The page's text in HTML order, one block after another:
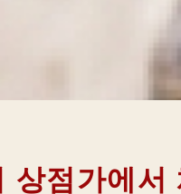
상점가에